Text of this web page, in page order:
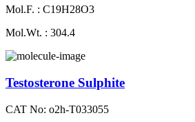
Mol.F. : C19H28O3
Mol.Wt. : 304.4
Testosterone Sulphite
CAT No: o2h-T033055